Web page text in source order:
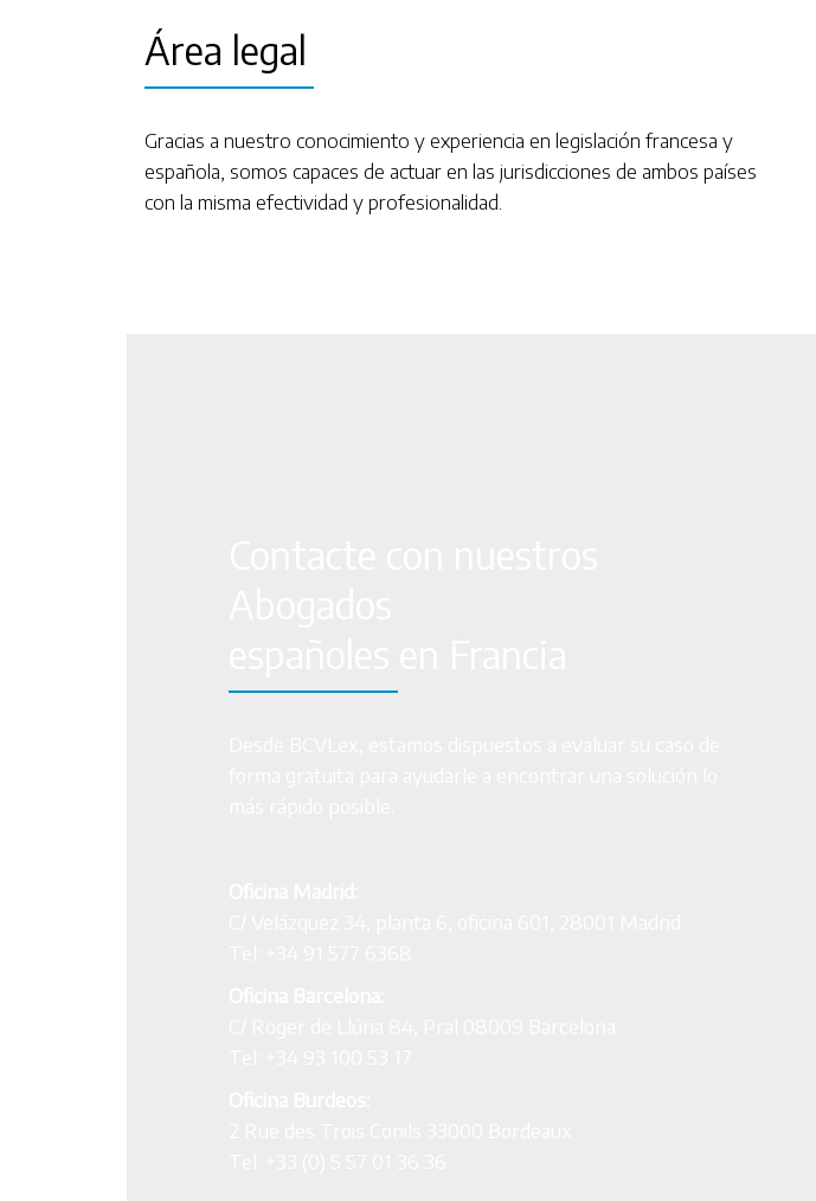
Área legal
Gracias a nuestro conocimiento y experiencia en legislación francesa y
española, somos capaces de actuar en las jurisdicciones de ambos países
con la misma efectividad y profesionalidad.